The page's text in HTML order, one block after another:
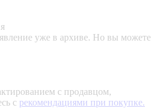
уже в архиве. Но вы можете
с продавцом,
с рекомендациями при покупке.